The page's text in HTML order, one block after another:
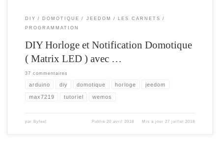
DIY DOMOTIQUE JEEDOM
LES CARNETS
PROGRAMMATION
DIY Horloge et Notification Domotique
( Matrix LED ) avec …
37 commentaires
arduino diy domotique horloge jeedom
max7219 tutoriel wemos
par Byfeel Publié 20 avril 2018 Mis à jour 27 juillet 2018